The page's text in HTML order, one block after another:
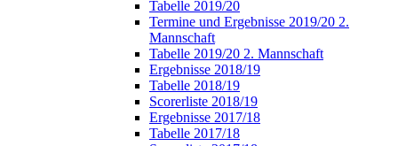
Tabelle 2019/20
Termine und Ergebnisse 2019/20 2.
Mannschaft
Tabelle 2019/20 2. Mannschaft
Ergebnisse 2018/19
Tabelle 2018/19
Scorerliste 2018/19
Ergebnisse 2017/18
Tabelle 2017/18